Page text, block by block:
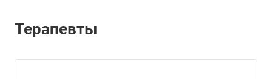
Терапевты